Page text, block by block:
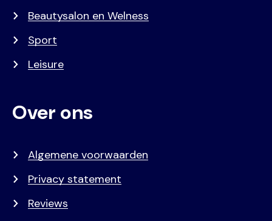
Beautysalon en Welness
Sport
Leisure
Over ons
Algemene voorwaarden
Privacy statement
Reviews